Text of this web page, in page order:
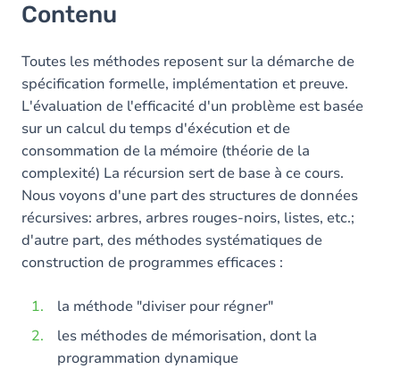
Contenu
Toutes les méthodes reposent sur la démarche de
spécification formelle, implémentation et preuve.
L'évaluation de l'efficacité d'un problème est basée
sur un calcul du temps d'éxécution et de
consommation de la mémoire (théorie de la
complexité) La récursion sert de base à ce cours.
Nous voyons d'une part des structures de données
récursives: arbres, arbres rouges-noirs, listes, etc.;
d'autre part, des méthodes systématiques de
construction de programmes efficaces :
la méthode "diviser pour régner"
les méthodes de mémorisation, dont la
programmation dynamique